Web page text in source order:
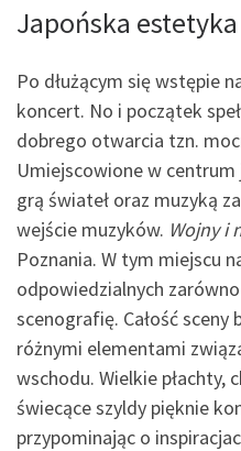
Japońska estetyka
Po dłużącym się wstępie
koncert. No i początek
dobrego otwarcia tzn.
Umiejscowione w centrum
grą świateł oraz muzyką
wejście muzyków. Wojny i
Poznania. W tym miejscu
odpowiedzialnych
scenografię. Całość sceny
różnymi elementami
wschodu. Wielkie płachty,
świecące szyldy pięknie
przypominając o